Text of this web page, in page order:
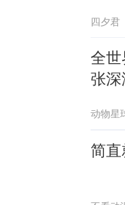
四夕君
全
张
动物星
简